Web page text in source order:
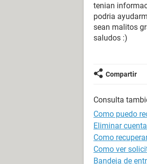
tenian
podria
sean malitos
saludos :)
Compartir
Consulta
Como puedo
Eliminar
Como
Como ver
Bandeja de